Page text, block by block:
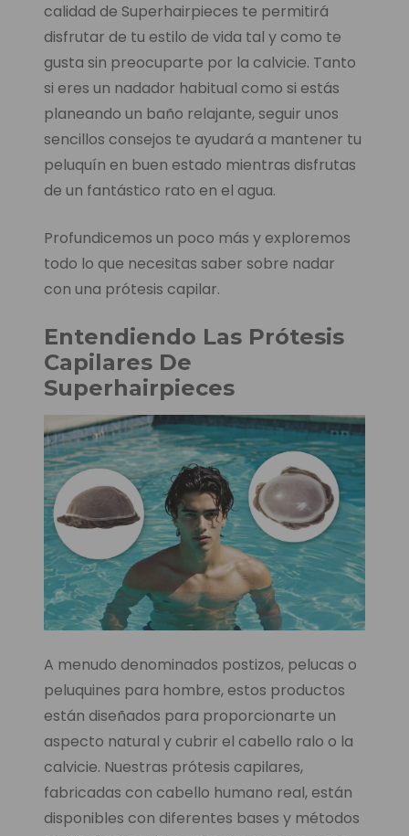
calidad de Superhairpieces te permitirá
disfrutar de tu estilo de vida tal y como te
gusta sin preocuparte por la calvicie. Tanto
si eres un nadador habitual como si estás
planeando un baño relajante, seguir unos
sencillos consejos te ayudará a mantener tu
peluquín en buen estado mientras disfrutas
de un fantástico rato en el agua.
Profundicemos un poco más y exploremos
todo lo que necesitas saber sobre nadar
con una prótesis capilar.
Entendiendo Las Prótesis
Capilares De
Superhairpieces
A menudo denominados postizos, pelucas o
peluquines para hombre, estos productos
están diseñados para proporcionarte un
aspecto natural y cubrir el cabello ralo o la
calvicie. Nuestras prótesis capilares,
fabricadas con cabello humano real, están
disponibles con diferentes bases y métodos